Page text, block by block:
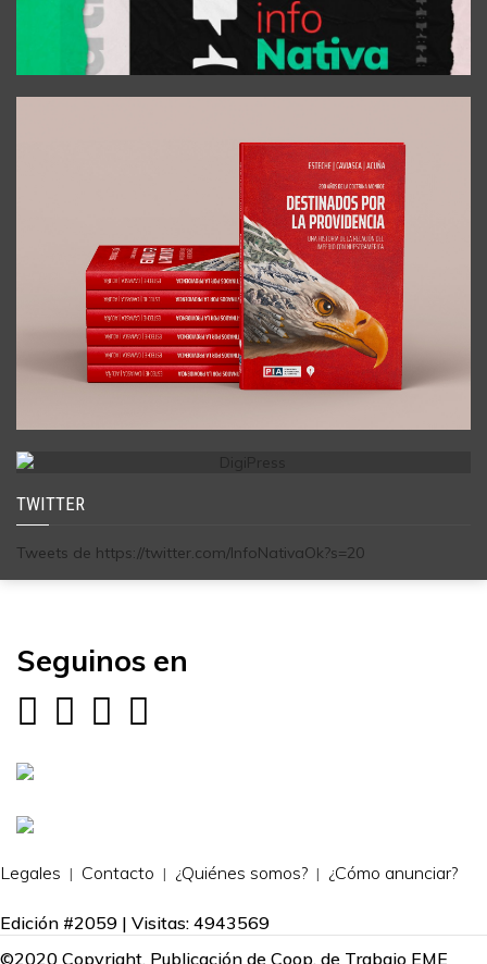
TWITTER
Tweets de https://twitter.com/InfoNativaOk?s=20
Seguinos en
Legales Contacto ¿Quiénes somos? ¿Cómo anunciar?
Edición #2059 | Visitas: 4943569
©2020 Copyright. Publicación de Coop. de Trabajo EME